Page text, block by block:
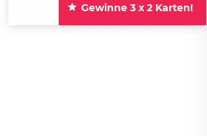
Gewinne 3 x 2 Karten!